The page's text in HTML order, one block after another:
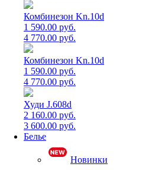
Комбинезон Kn.10d
1 590.00 руб.
4 770.00 руб.
Комбинезон Kn.10d
1 590.00 руб.
4 770.00 руб.
Худи J.608d
2 160.00 руб.
3 600.00 руб.
Белье
Новинки